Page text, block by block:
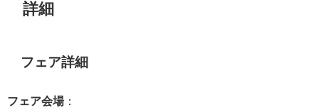
詳細
フェア詳細
フェア会場：